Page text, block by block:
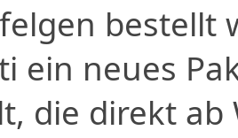
bestellt
ein neues
die direkt